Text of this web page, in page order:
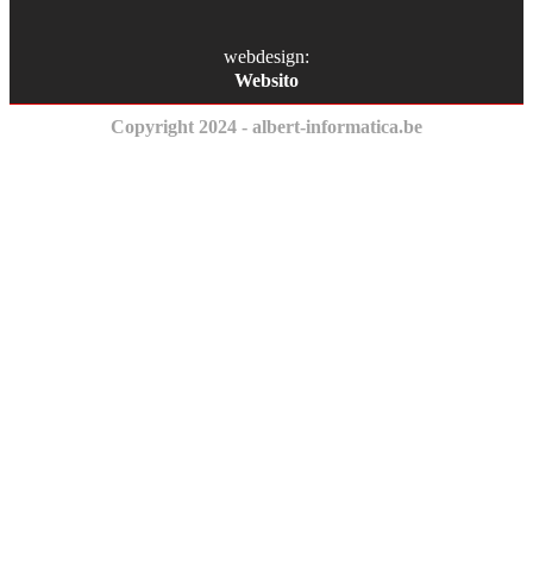
webdesign:
Websito
Copyright 2024 - albert-informatica.be